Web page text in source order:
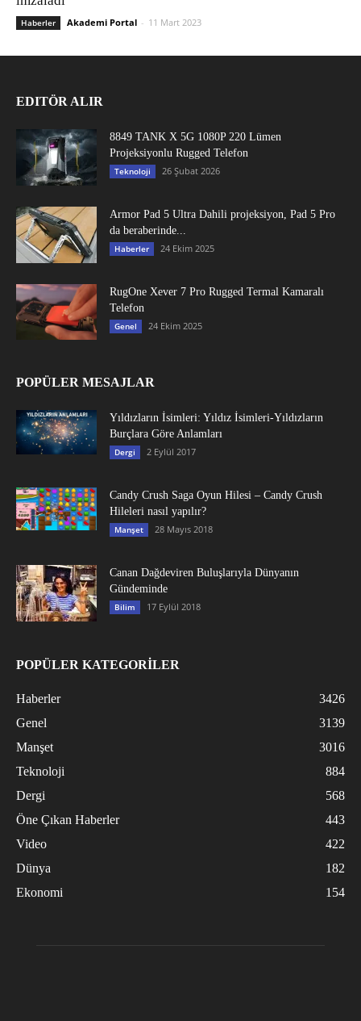
Haberler Akademi Portal - 11 Mart 2023
EDITÖR ALIR
8849 TANK X 5G 1080P 220 Lümen
Projeksiyonlu Rugged Telefon
Teknoloji 26 Şubat 2026
Armor Pad 5 Ultra Dahili projeksiyon, Pad 5 Pro
da beraberinde...
Haberler 24 Ekim 2025
RugOne Xever 7 Pro Rugged Termal Kamaralı
Telefon
Genel 24 Ekim 2025
POPÜLER MESAJLAR
Yıldızların İsimleri: Yıldız İsimleri-Yıldızların
Burçlara Göre Anlamları
Dergi 2 Eylül 2017
Candy Crush Saga Oyun Hilesi – Candy Crush
Hileleri nasıl yapılır?
Manşet 28 Mayıs 2018
Canan Dağdeviren Buluşlarıyla Dünyanın
Gündeminde
Bilim 17 Eylül 2018
POPÜLER KATEGORİLER
Haberler
3426
Genel
3139
Manşet
3016
Teknoloji
884
Dergi
568
Öne Çıkan Haberler
443
Video
422
Dünya
182
Ekonomi
154